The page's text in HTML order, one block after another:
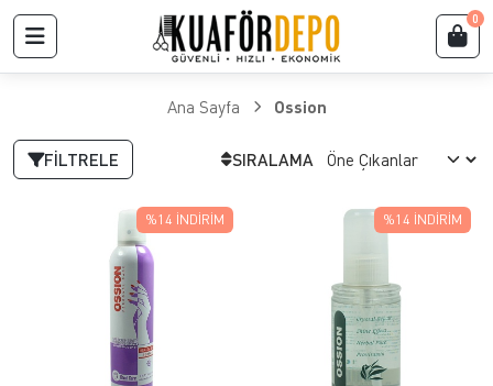
0
Ana Sayfa Ossion
FILTRELE SIRALAMA
%14 İNDIRIM %14 İNDIRIM